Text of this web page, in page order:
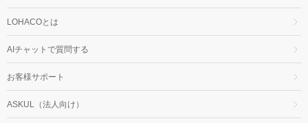
LOHACOとは
AIチャットで質問する
お客様サポート
ASKUL（法人向け）